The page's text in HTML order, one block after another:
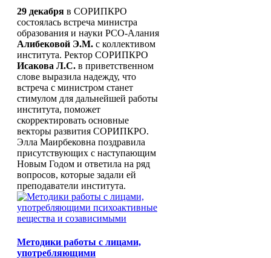
2015-2016
2022
Сведения об образовательной организации
Основные сведения
Структура и органы управления
образовательной организацией
Документы
Образование
Руководство. Педагогический
(научно-педагогический) состав
Материально-техническое
обеспечение, оснащенность
образовательного процесса
Платные образовательные услуги
Финансово-хозяйственная
деятельность
Стипендии и иные виды
материальной поддержки
Образовательные стандарты
Вакантные места для приема
Доступная среда
Обратная связь
29 декабря в СОРИПКРО
состоялась встреча министра
образования и науки РСО-Алания
Алибековой Э.М. с коллективом
института. Ректор СОРИПКРО
Исакова Л.С. в приветственном
слове выразила надежду, что
встреча с министром станет
стимулом для дальнейшей работы
института, поможет
скорректировать основные
векторы развития СОРИПКРО.
Элла Маирбековна поздравила
присутствующих с наступающим
Новым Годом и ответила на ряд
вопросов, которые задали ей
преподаватели института.
Методики работы с лицами,
употребляющими